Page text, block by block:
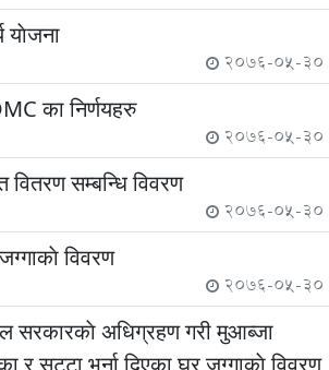
याेजना
2076-05-30
का निर्णयहरु
2076-05-30
वितरण सम्बन्धि विवरण
2076-05-30
विवरण
2076-05-30
सरकारकाे अधिग्रहण गरी मुआब्जा
र सट्टा भर्ना दिएका घर जग्गाकाे विवरण